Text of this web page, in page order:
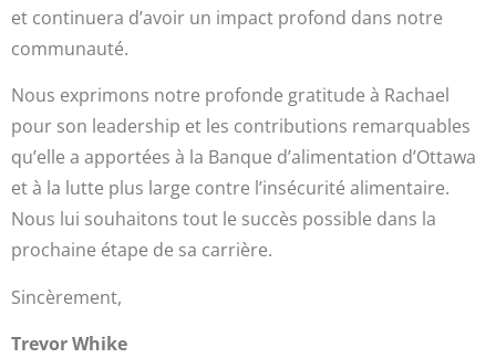
et continuera d’avoir un impact profond dans notre
communauté.
Nous exprimons notre profonde gratitude à Rachael
pour son leadership et les contributions remarquables
qu’elle a apportées à la Banque d’alimentation d’Ottawa
et à la lutte plus large contre l’insécurité alimentaire.
Nous lui souhaitons tout le succès possible dans la
prochaine étape de sa carrière.
Sincèrement,
Trevor Whike